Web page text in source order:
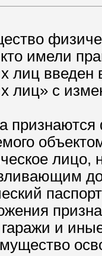
имели
лиц
лиц» с
лицо,
и